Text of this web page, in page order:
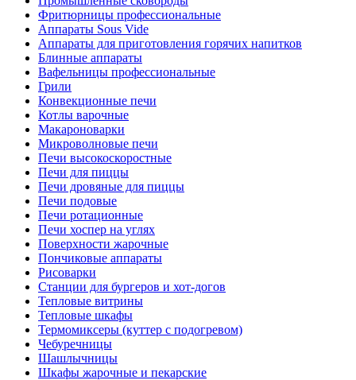
Фритюрницы профессиональные
Аппараты Sous Vide
Аппараты для приготовления горячих напитков
Блинные аппараты
Вафельницы профессиональные
Грили
Конвекционные печи
Котлы варочные
Макароноварки
Микроволновые печи
Печи высокоскоростные
Печи для пиццы
Печи дровяные для пиццы
Печи подовые
Печи ротационные
Печи хоспер на углях
Поверхности жарочные
Пончиковые аппараты
Рисоварки
Станции для бургеров и хот-догов
Тепловые витрины
Тепловые шкафы
Термомиксеры (куттер с подогревом)
Чебуречницы
Шашлычницы
Шкафы жарочные и пекарские